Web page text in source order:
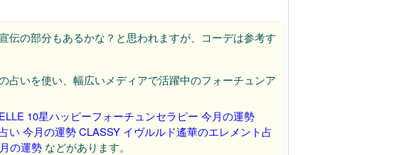
伝の部分もあるかな？と思われますが、コーデは参考す
占いを使い、幅広いメディアで活躍中のフォーチュンア
ELLE 10星ハッピーフォーチュンセラピー 今月の運勢
い 今月の運勢CLASSY イヴルルド遙華のエレメント占
の運勢 などがあります。